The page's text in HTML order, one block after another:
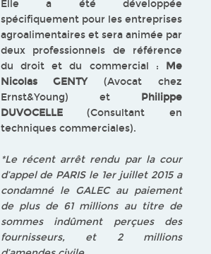
Elle a été développée
spécifiquement pour les entreprises
agroalimentaires et sera animée par
deux professionnels de référence
du droit et du commercial : Me
Nicolas GENTY(Avocat chez
Ernst&Young) et Philippe
DUVOCELLE(Consultant en
techniques commerciales).
*Le récent arrêt rendu par la cour
d’appel de PARIS le 1er juillet 2015 a
condamné le GALEC au paiement
de plus de 61 millions au titre de
sommes indûment perçues des
fournisseurs, et 2 millions